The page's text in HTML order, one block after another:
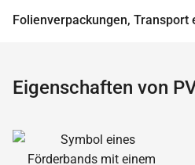
Folienverpackungen, Transport
Eigenschaften von